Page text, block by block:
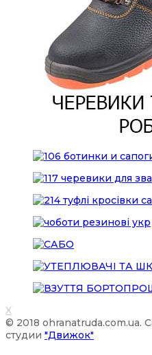
X
© 2018 ohranatruda.com.ua.
студии "Движок"